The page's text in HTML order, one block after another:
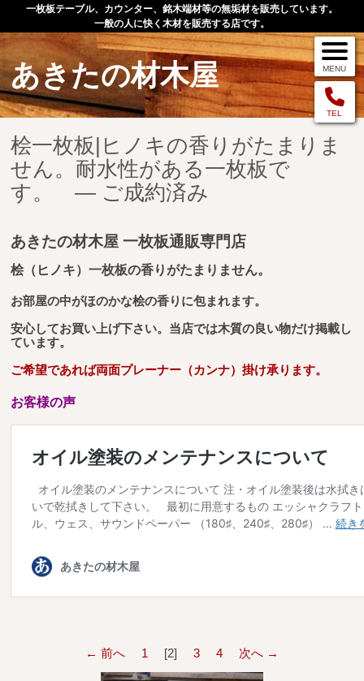
一枚板テーブル、カウンター、銘木端材等の無垢材を販売しています。
一般の人に快く木材を販売する店です。
あきたの材木屋
TEL
MENU
メニュー
TOP
作品例
店舗案内
お客様の声
Attention
before ordering
一枚板を直販できる店
オイル塗装の
オーダー加工について
桧一枚板|ヒノキの香りがたまりま
せん。耐水性がある一枚板で
す。 ― ご成約済み
あきたの材木屋 一枚板通販専門店
桧（ヒノキ）一枚板の香りがたまりません。
お部屋の中がほのかな桧の香りに包まれます。
安心してお買い上げ下さい。当店では木質の良い物だけ掲載し
ています。
ご希望であれば両面プレーナー（カンナ）掛け承ります。
お客様の声
← 前へ 1 2 3 4 次へ →